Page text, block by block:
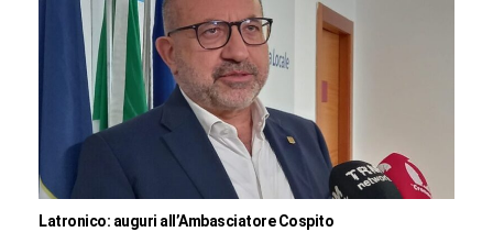
Latronico: auguri all’Ambasciatore Cospito